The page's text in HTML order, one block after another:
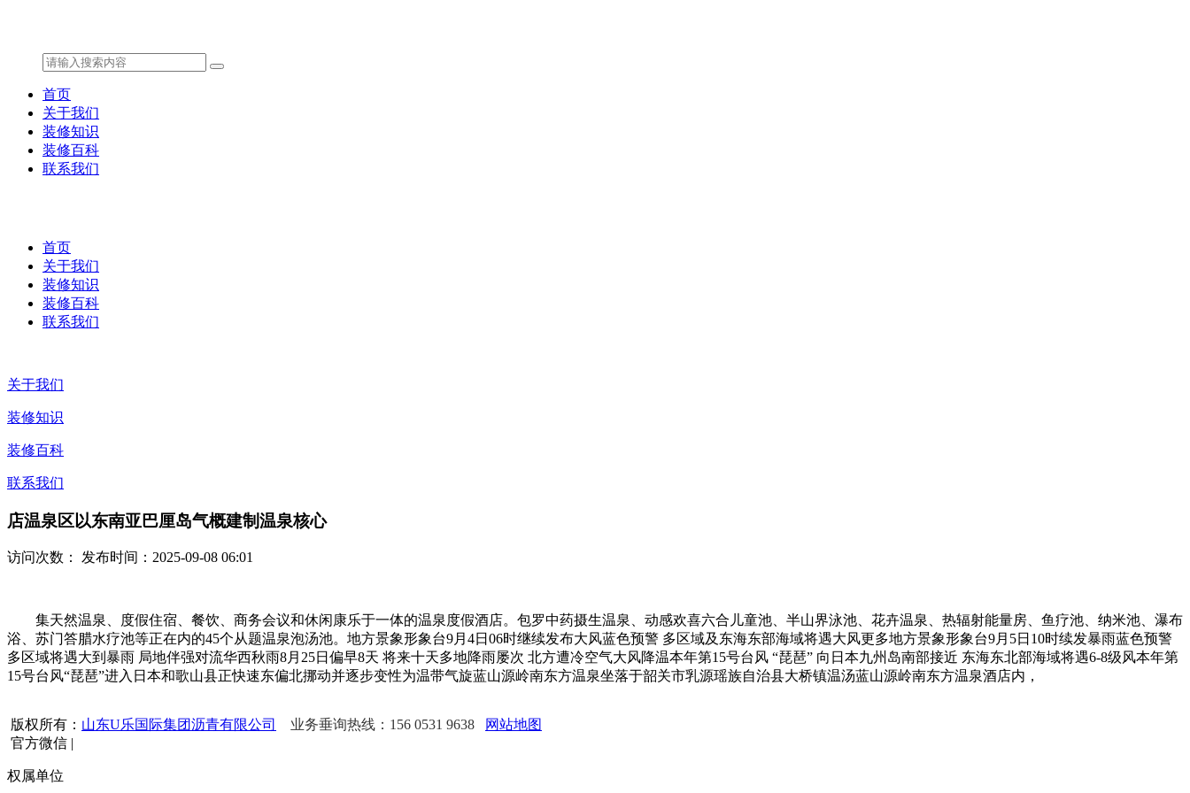
首页
关于我们
装修知识
装修百科
联系我们
首页
关于我们
装修知识
装修百科
联系我们
关于我们
装修知识
装修百科
联系我们
店温泉区以东南亚巴厘岛气概建制温泉核心
访问次数： 发布时间：2025-09-08 06:01
集天然温泉、度假住宿、餐饮、商务会议和休闲康乐于一体的温泉度假酒店。包罗中药摄生温泉、动感欢喜六合儿童池、半山界泳池、花卉温泉、热辐射能量房、鱼疗池、纳米池、瀑布
浴、苏门答腊水疗池等正在内的45个从题温泉泡汤池。地方景象形象台9月4日06时继续发布大风蓝色预警 多区域及东海东部海域将遇大风更多地方景象形象台9月5日10时续发暴雨蓝色预警
多区域将遇大到暴雨 局地伴强对流华西秋雨8月25日偏早8天 将来十天多地降雨屡次 北方遭冷空气大风降温本年第15号台风 “琵琶” 向日本九州岛南部接近 东海东北部海域将遇6-8级风本年第
15号台风“琵琶”进入日本和歌山县正快速东偏北挪动并逐步变性为温带气旋蓝山源岭南东方温泉坐落于韶关市乳源瑶族自治县大桥镇温汤蓝山源岭南东方温泉酒店内，
版权所有： 山东U乐国际集团沥青有限公司 业务垂询热线：156 0531 9638
网站地图
官方微信 |
权属单位